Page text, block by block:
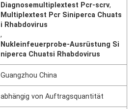
Diagnosemultiplextest Pcr-scrv,
Multiplextest Pcr Siniperca Chuats
i Rhabdovirus
,
Nukleinfeuerprobe-Ausrüstung Si
niperca Chuatsi Rhabdovirus
Guangzhou China
abhängig von Auftragsquantität